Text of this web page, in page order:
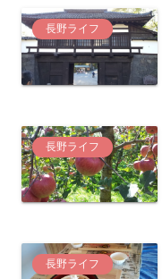
長野ライフ
長野ライフ
長野ライフ